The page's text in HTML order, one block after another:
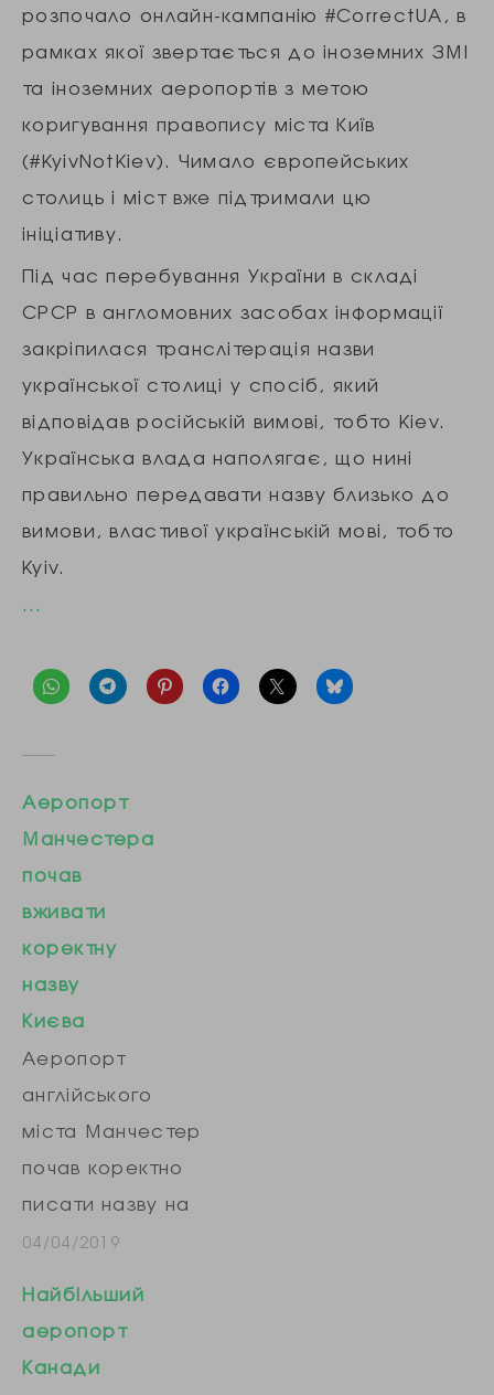
розпочало онлайн-кампанію #CorrectUA, в
рамках якої звертається до іноземних ЗМІ
та іноземних аеропортів з метою
коригування правопису міста Київ
(#KyivNotKiev). Чимало європейських
столиць і міст вже підтримали цю
ініціативу.
Під час перебування України в складі
СРСР в англомовних засобах інформації
закріпилася транслітерація назви
української столиці у спосіб, який
відповідав російській вимові, тобто Kiev.
Українська влада наполягає, що нині
правильно передавати назву близько до
вимови, властивої українській мові, тобто
Kyiv.
…
Аеропорт
Манчестера
почав
вживати
коректну
назву
Києва
Аеропорт
англійського
міста Манчестер
почав коректно
писати назву на
своїх табло: Kyiv,
#CorrectUA ,
аеропорт
04/04/2019
Найбільший
аеропорт
Канади